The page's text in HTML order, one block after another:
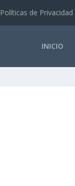
Políticas de Privacidad
INICIO